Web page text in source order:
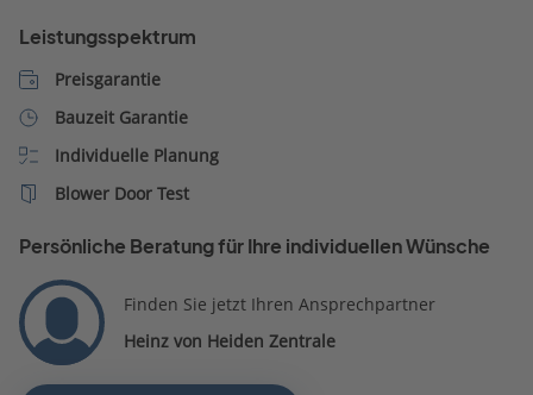
Leistungsspektrum
Preisgarantie
Bauzeit Garantie
Individuelle Planung
Blower Door Test
Persönliche Beratung für Ihre individuellen Wünsche
Finden Sie jetzt Ihren Ansprechpartner
Heinz von Heiden Zentrale